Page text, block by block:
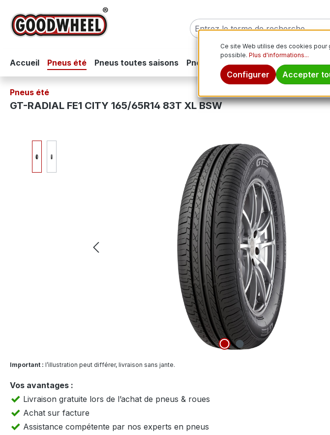
au contenu principal
Passer à la recherche
Passer à la navigation principale
Accueil Pneus été Pneus toutes saisons Pneus hiver Pneus moto Jantes
Pneus été
GT-RADIAL FE1 CITY 165/65R14 83T XL BSW
Important : l’illustration peut différer, livraison sans jante.
Vos avantages :
Livraison gratuite lors de l’achat de pneus & roues
Achat sur facture
Assistance compétente par nos experts en pneus
Ce site Web utilise des cookies pour
possible.Plus d'informations...
Configurer Accepter